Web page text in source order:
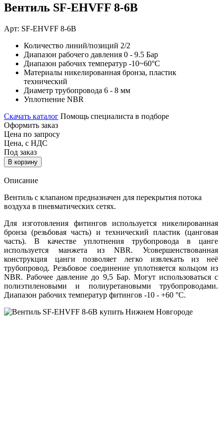
Вентиль SF-EHVFF 8-6B
Арт: SF-EHVFF 8-6B
Количество линий/позиций 2/2
Диапазон рабочего давления 0 - 9.5 Бар
Диапазон рабочих температур -10~60°C
Материалы никелированная бронза, пластик
технический
Диаметр трубопровода 6 - 8 мм
Уплотнение NBR
Скачать каталог Помощь специалиста в подборе
Оформить заказ
Цена по запросу
Цена, с НДС
Под заказ
В корзину
Описание
Вентиль с клапаном предназначен для перекрытия потока
воздуха в пневматических сетях.
Для изготовления фитингов используется никелированная
бронза (резьбовая часть) и технический пластик (цанговая
часть). В качестве уплотнения трубопровода в цанге
используется манжета из NBR. Усовершенствованная
конструкция цанги позволяет легко извлекать из неё
трубопровод. Резьбовое соединение уплотняется кольцом из
NBR. Рабочее давление до 9,5 Бар. Могут использоваться с
полиэтиленовыми и полиуретановыми трубопроводами.
Диапазон рабочих температур фитингов -10 - +60 °C.